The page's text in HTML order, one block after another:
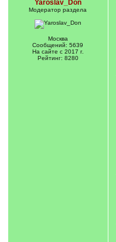
Yaroslav_Don
Модератор раздела
Москва
Сообщений: 5639
На сайте с 2017 г.
Рейтинг: 8280